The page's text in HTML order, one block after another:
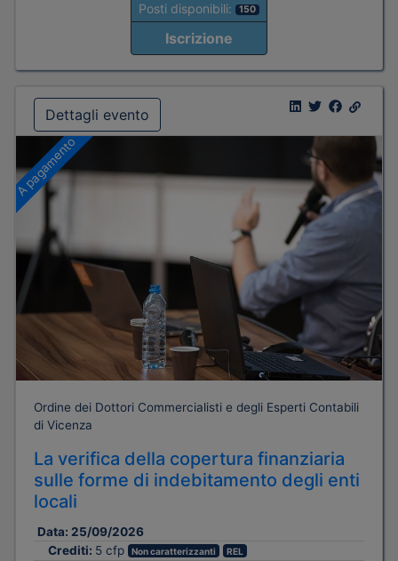
Posti disponibili: 150
Iscrizione
Dettagli evento
A pagamento
Ordine dei Dottori Commercialisti e degli Esperti Contabili
di Vicenza
La verifica della copertura finanziaria
sulle forme di indebitamento degli enti
locali
Data: 25/09/2026
Crediti: 5 cfp Non caratterizzanti REL